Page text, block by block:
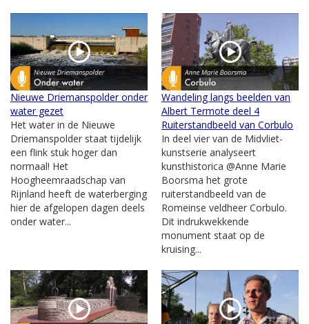
Nieuwe Driemanspolder onder
water gezet
Het water in de Nieuwe
Driemanspolder staat tijdelijk
een flink stuk hoger dan
normaal! Het
Hoogheemraadschap van
Rijnland heeft de waterberging
hier de afgelopen dagen deels
onder water...
Wandeling langs beelden van
Albert Termote deel 4
Ruiterstandbeeld van Corbulo
In deel vier van de Midvliet-
kunstserie analyseert
kunsthistorica @Anne Marie
Boorsma het grote
ruiterstandbeeld van de
Romeinse veldheer Corbulo.
Dit indrukwekkende
monument staat op de
kruising...